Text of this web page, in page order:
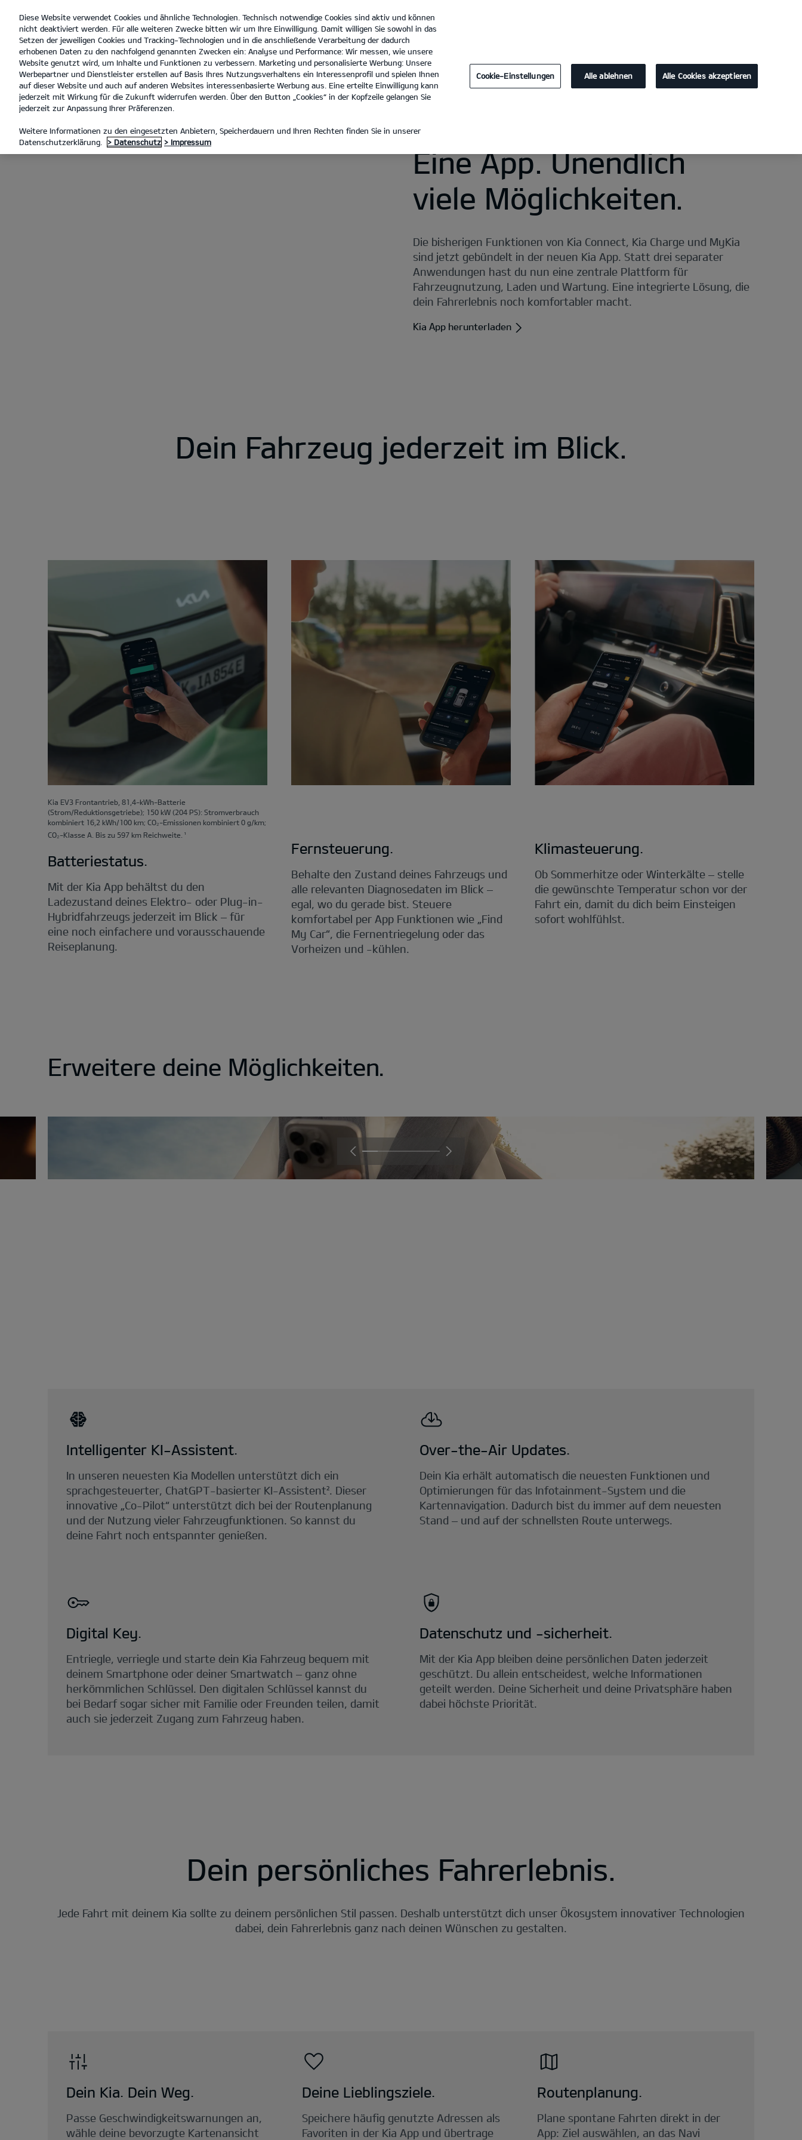
open
menu
Autocenter Dresen GmbH Tel. :
KIA APP
Diese Website verwendet Cookies und ähnliche Technologien. Technisch notwendige Cookies sind aktiv und können
nicht deaktiviert werden. Für alle weiteren Zwecke bitten wir um Ihre Einwilligung. Damit willigen Sie sowohl in das
Setzen der jeweiligen Cookies und Tracking-Technologien und in die anschließende Verarbeitung der dadurch
erhobenen Daten zu den nachfolgend genannten Zwecken ein: Analyse und Performance: Wir messen, wie unsere
Website genutzt wird, um Inhalte und Funktionen zu verbessern. Marketing und personalisierte Werbung: Unsere
Werbepartner und Dienstleister erstellen auf Basis Ihres Nutzungsverhaltens ein Interessenprofil und spielen Ihnen
auf dieser Website und auch auf anderen Websites interessenbasierte Werbung aus. Eine erteilte Einwilligung kann
jederzeit mit Wirkung für die Zukunft widerrufen werden. Über den Button „Cookies“ in der Kopfzeile gelangen Sie
jederzeit zur Anpassung Ihrer Präferenzen.
Weitere Informationen zu den eingesetzten Anbietern, Speicherdauern und Ihren Rechten finden Sie in unserer
Datenschutzerklärung.
> Datenschutz > Impressum
Cookie-Einstellungen Alle ablehnen Alle Cookies akzeptieren